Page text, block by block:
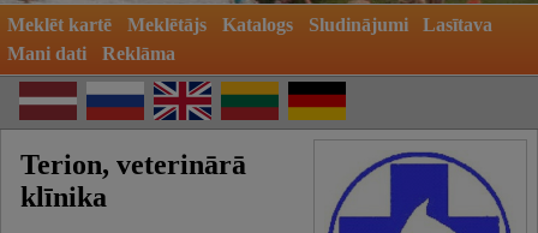
Meklēt kartē Meklētājs Katalogs Sludinājumi
Lasītava
Mani dati
Reklāma
Terion, veterinārā
klīnika